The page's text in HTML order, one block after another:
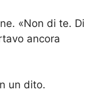
«Non di te. Di
ancora
un dito.